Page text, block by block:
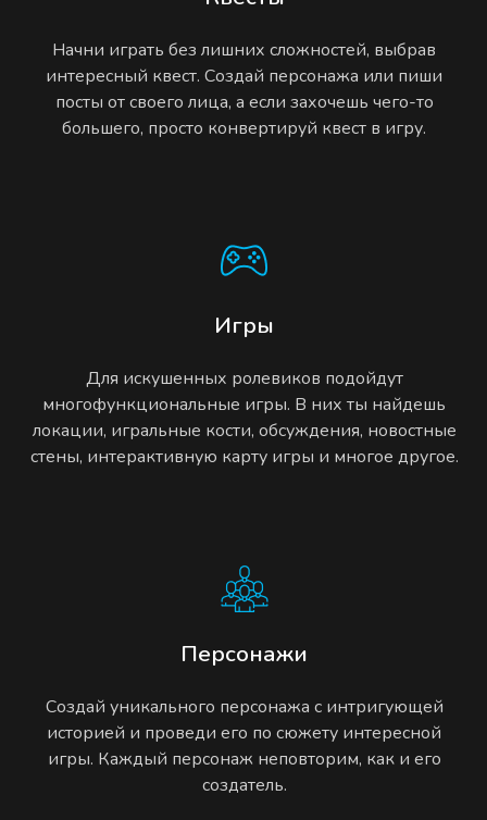
Начни играть без лишних сложностей, выбрав
интересный квест. Создай персонажа или пиши
посты от своего лица, а если захочешь чего-то
большего, просто конвертируй квест в игру.
Игры
Для искушенных ролевиков подойдут
многофункциональные игры. В них ты найдешь
локации, игральные кости, обсуждения, новостные
стены, интерактивную карту игры и многое другое.
Персонажи
Создай уникального персонажа с интригующей
историей и проведи его по сюжету интересной
игры. Каждый персонаж неповторим, как и его
создатель.